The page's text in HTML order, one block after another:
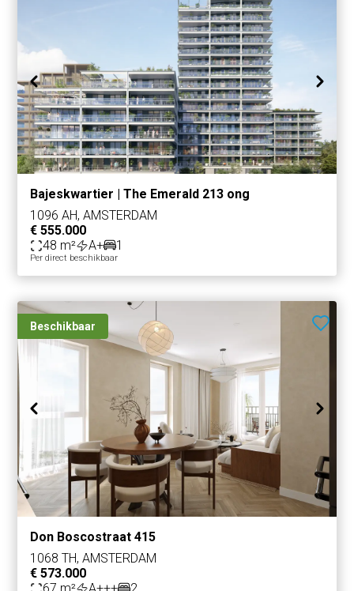
Bajeskwartier | The Emerald 213 ong
1096 AH, AMSTERDAM
€ 555.000
48 m²
A+ 1
Per direct beschikbaar
Beschikbaar
Don Boscostraat 415
1068 TH, AMSTERDAM
€ 573.000